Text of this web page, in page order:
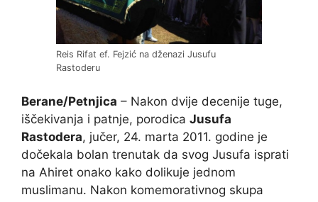
Reis Rifat ef. Fejzić na dženazi Jusufu
Rastoderu
Berane/Petnjica – Nakon dvije decenije tuge,
iščekivanja i patnje, porodica Jusufa
Rastodera, jučer, 24. marta 2011. godine je
dočekala bolan trenutak da svog Jusufa isprati
na Ahiret onako kako dolikuje jednom
muslimanu. Nakon komemorativnog skupa